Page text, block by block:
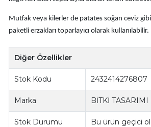
Mutfak veya kilerler de patates soğan ceviz
paketli erzakları toparlayıcı olarak kullanılabilir.
Diğer Özellikler
Stok Kodu 2432414276807
Marka BİTKİ TASARIMI
Stok Durumu
Bu ürün geçici